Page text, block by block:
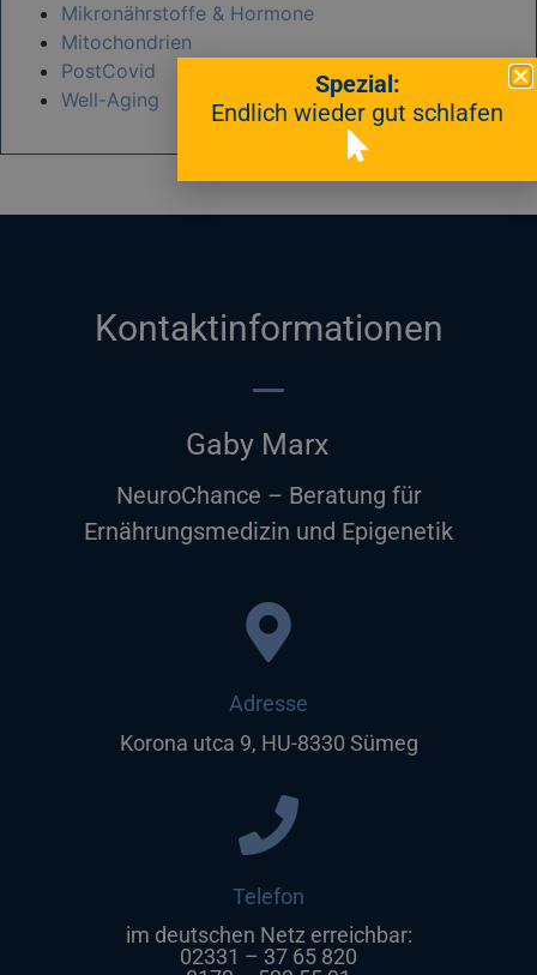
Mikronährstoffe & Hormone
Mitochondrien
PostCovid
Well-Aging
Kontaktinformationen
Gaby Marx
NeuroChance – Beratung für
Ernährungsmedizin und Epigenetik
Adresse
Korona utca 9, HU-8330 Sümeg
Telefon
im deutschen Netz erreichbar:
02331 – 37 65 820
Spezial:
Endlich wieder gut schlafen